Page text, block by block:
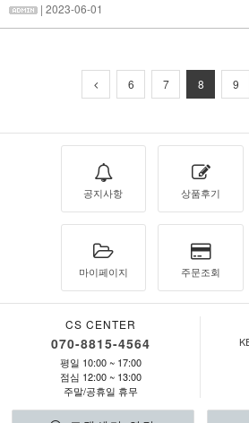
| 2023-06-01
6 7 8 9
공지사항 상품후기
마이페이지 주문조회
CS CENTER
070-8815-4564
평일 10:00 ~ 17:00
점심 12:00 ~ 13:00
주말/공휴일 휴무